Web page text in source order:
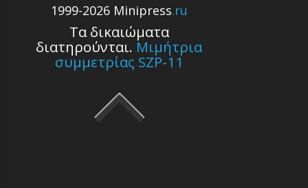
1999-2026 Minipress.ru
Τα δικαιώματα
διατηρούνται. Μιμήτρια
συμμετρίας SZP-11